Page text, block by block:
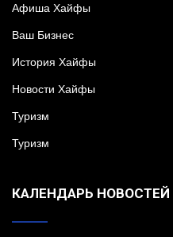
Афиша Хайфы
Ваш Бизнес
История Хайфы
Новости Хайфы
Туризм
Туризм
КАЛЕНДАРЬ НОВОСТЕЙ